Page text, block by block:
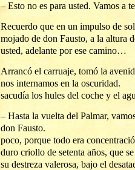
– Esto no es para usted. Vamos a
Recuerdo que en un impulso de
mojado de don Fausto, a
usted, adelante por ese camino…
Arrancó el carruaje, tomó la
nos internamos
sacudía los hules del coche y el
– Hasta la vuelta del Palmar,
don
poco, porque todo era
duro criollo de setenta años, que
su destreza valerosa, bajo el